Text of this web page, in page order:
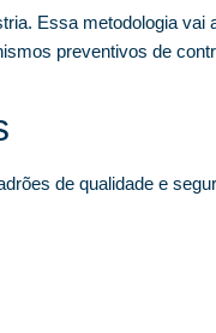
Essa metodologia vai
preventivos de
de qualidade e